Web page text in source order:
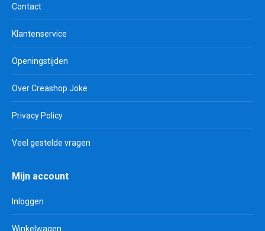
Contact
Klantenservice
Openingstijden
Over Creashop Joke
Privacy Policy
Veel gestelde vragen
Mijn account
Inloggen
Winkelwagen